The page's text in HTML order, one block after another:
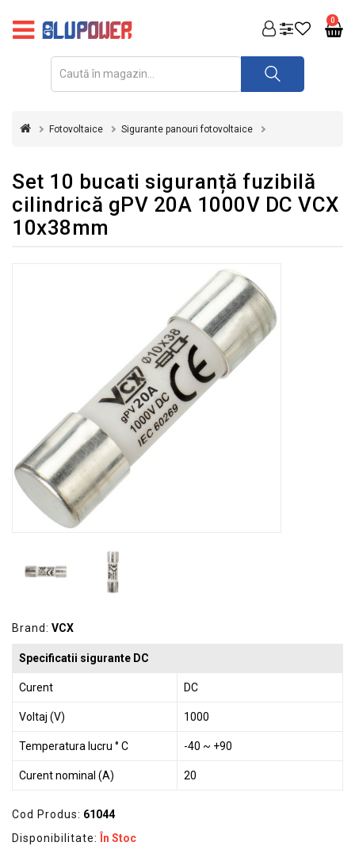
0
FOTOVOLTAICE
REDRESOARE
INVERTOARE
UPS
ECHIPAMENTE
ELECTRICE
ECHIPAMENTE
PROTECȚIE
FOTOVOLTAICE
Fotovoltaice Sigurante panouri fotovoltaice
Set 10 bucati siguranță fuzibilă
cilindrică gPV 20A 1000V DC VCX
10x38mm
Brand: VCX
Specificatii sigurante DC
Curent DC
Voltaj (V) 1000
Temperatura lucru ° C -40 ~ +90
Curent nominal (A) 20
Cod Produs: 61044
Disponibilitate:
În Stoc